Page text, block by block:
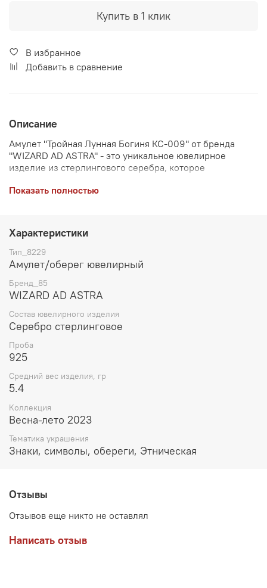
Купить в 1 клик
В избранное
Добавить в сравнение
Описание
Амулет "Тройная Лунная Богиня КС-009" от бренда
"WIZARD AD ASTRA" - это уникальное ювелирное
изделие из стерлингового серебра, которое
сил. Этот амулет посвящен Тройной Лунной Богине и
гр. Этот амулет отличается элегантным дизайном и
этнической тематикой, что делает его прекрасным
украшением и защитным оберегом.
Показать полностью
Характеристики
Тип_8229
Амулет/оберег ювелирный
Бренд_85
WIZARD AD ASTRA
Состав ювелирного изделия
Серебро стерлинговое
Проба
925
Средний вес изделия, гр
5.4
Коллекция
Весна-лето 2023
Тематика украшения
Знаки, символы, обереги, Этническая
Отзывы
Отзывов еще никто не оставлял
Написать отзыв